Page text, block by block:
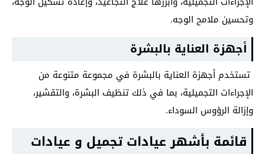
وتحسين ملامح الوجه.
أجهزة العناية بالبشرة
تستخدم أجهزة العناية بالبشرة في مجموعة متنوعة من
الإجراءات التجميلية، بما في ذلك تنظيف البشرة، والتقشير،
وإزالة الرؤوس السوداء.
قائمة بأشهر عيادات تجميل و عيادات